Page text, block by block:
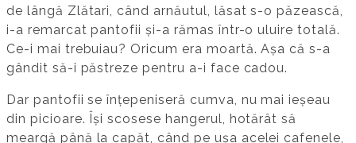
de lângă Zlătari, când arnăutul, lăsat s-o păzească,
i-a remarcat pantofii și-a rămas într-o uluire totală.
Ce-i mai trebuiau? Oricum era moartă. Așa că s-a
gândit să-i păstreze pentru a-i face cadou.
Dar pantofii se înțepeniseră cumva, nu mai ieșeau
din picioare. Își scosese hangerul, hotărât să
meargă până la capăt, când pe ușa acelei cafenele,